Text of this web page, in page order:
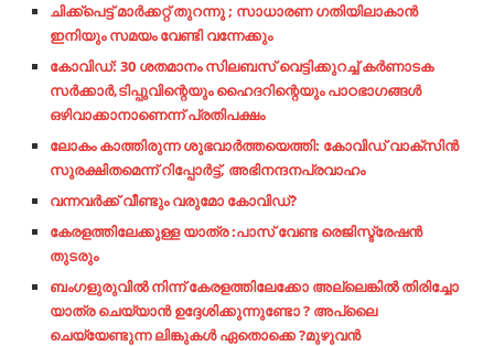
ചിക്ക്പെട്ട് മാർക്കറ്റ് തുറന്നു ; സാധാരണ ഗതിയിലാകാൻ
ഇനിയും സമയം വേണ്ടി വന്നേക്കും
കോവിഡ്: 30 ശതമാനം സിലബസ് വെട്ടിക്കുറച്ച്‌ കര്‍ണാടക
സര്‍ക്കാര്‍,ടിപ്പുവിന്റെയും ഹൈദറിന്റെയും പാഠഭാഗങ്ങള്‍
ഒഴിവാക്കാനാണെന്ന് പ്രതിപക്ഷം
ലോകം കാത്തിരുന്ന ശുഭവാര്‍ത്തയെത്തി: കോവിഡ് വാക്‌സിന്‍
സുരക്ഷിതമെന്ന് റിപ്പോര്‍ട്ട്, അഭിനന്ദനപ്രവാഹം
വന്നവര്‍ക്ക്​ വീണ്ടും വരുമോ കോവിഡ്​?
കേരളത്തിലേക്കുള്ള യാത്ര :പാസ് വേണ്ട രെജിസ്ട്രേഷൻ
തുടരും
ബംഗളുരുവിൽ നിന്ന് കേരളത്തിലേക്കോ അല്ലെങ്കിൽ തിരിച്ചോ
യാത്ര ചെയ്യാൻ ഉദ്ദേശിക്കുന്നുണ്ടോ ? അപ്ലൈ
ചെയ്യേണ്ടുന്ന ലിങ്കുകൾ ഏതൊക്കെ ?മുഴുവൻ